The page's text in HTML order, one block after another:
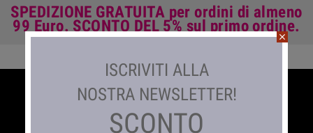
SPEDIZIONE GRATUITA per ordini di almeno
99 Euro. SCONTO DEL 5% sul primo ordine.
close
ISCRIVITI ALLA
NOSTRA NEWSLETTER!
SCONTO